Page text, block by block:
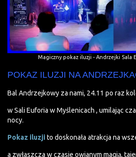
Magiczny pokaz iluzji - Andrzejki Sala
POKAZ ILUZJI NA
Bal Andrzejkowy za nami, 24.11 po raz
w Sali Euforia w Myślenicach , umilając
nocy.
Pokaz iluzjito doskonała atrakcja na
a zwłaszcza w czasie owianym magią,